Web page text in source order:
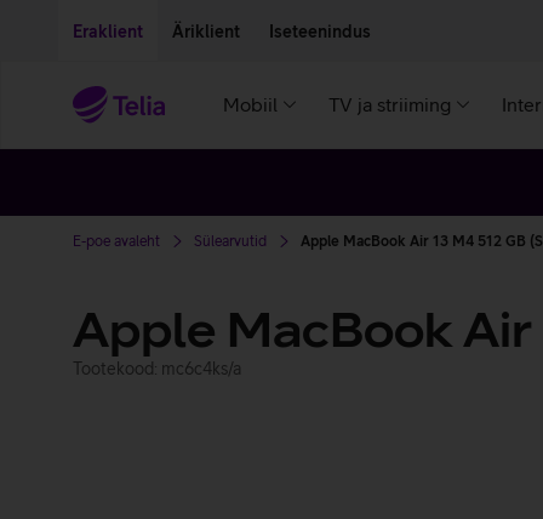
Eraklient Äriklient Iseteenindus
Mobiil TV ja striiming
E-poe avaleht Sülearvutid Apple MacBook Air 13 M4 512 GB
Apple MacBook Air
Tootekood: mc6c4ks/a